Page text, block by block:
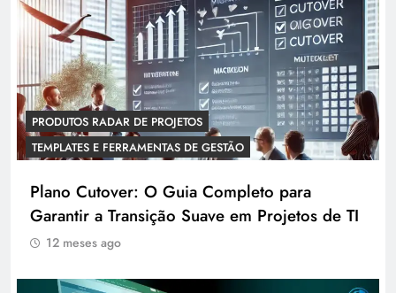
PRODUTOS RADAR DE PROJETOS
TEMPLATES E FERRAMENTAS DE GESTÃO
Plano Cutover: O Guia Completo para
Garantir a Transição Suave em Projetos de TI
12 meses ago